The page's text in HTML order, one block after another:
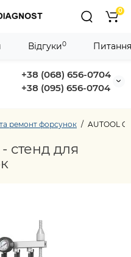
+38 (068) 656-0704
+38 (095) 656-0704
0
ремонт форсунок AUTOOL
стенд для
Відгуки0